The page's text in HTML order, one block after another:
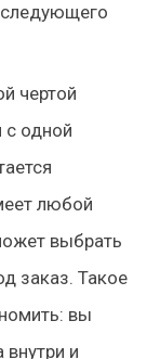
чертой
с одной
любой
выбрать
заказ. Такое
вы
внутри и